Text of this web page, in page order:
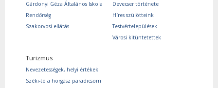
Gárdonyi Géza Általános Iskola
Rendőrség
Szakorvosi ellátás
Devecser története
Híres szülötteink
Testvértelepülések
Városi kitüntetettek
Turizmus
Nevezetességek, helyi értékek
Széki-tó a horgász paradicsom